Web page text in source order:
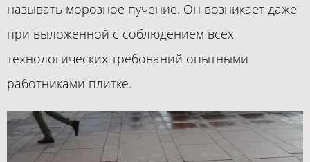
называть морозное пучение. Он возникает даже
при выложенной с соблюдением всех
технологических требований опытными
работниками плитке.